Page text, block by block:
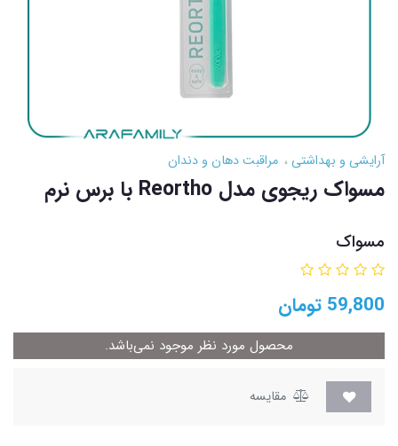
آرایشی و بهداشتی مراقبت دهان و دندان
مسواک ریجوی مدل Reortho با برس نرم
مسواک
59,800 تومان
محصول مورد نظر موجود نمی‌باشد.
مقایسه